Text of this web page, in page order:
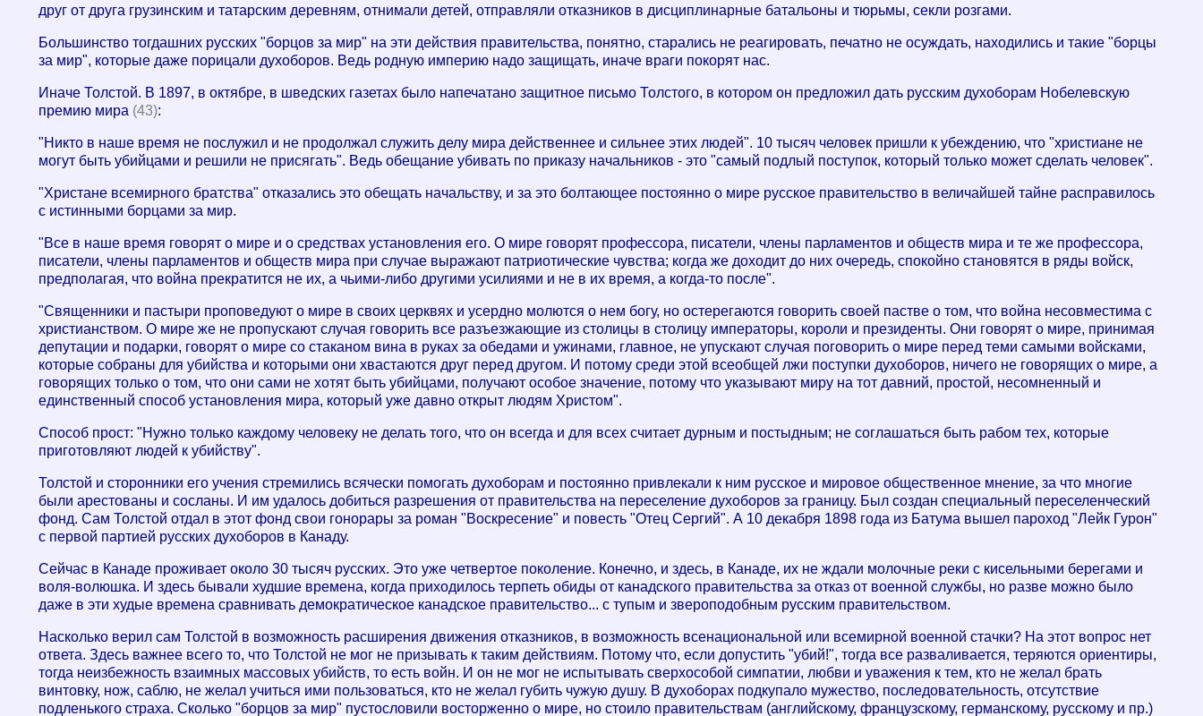
друг от друга грузинским и татарским деревням, отнимали детей, отправляли отказников в дисциплинарные батальоны и тюрьмы, секли розгами.
Большинство тогдашних русских "борцов за мир" на эти действия правительства, понятно, старались не реагировать, печатно не осуждать, находились и такие "борцы
за мир", которые даже порицали духоборов. Ведь родную империю надо защищать, иначе враги покорят нас.
Иначе Толстой. В 1897, в октябре, в шведских газетах было напечатано защитное письмо Толстого, в котором он предложил дать русским духоборам Нобелевскую
премию мира (43):
"Никто в наше время не послужил и не продолжал служить делу мира действеннее и сильнее этих людей". 10 тысяч человек пришли к убеждению, что "христиане не
могут быть убийцами и решили не присягать". Ведь обещание убивать по приказу начальников - это "самый подлый поступок, который только может сделать человек".
"Христане всемирного братства" отказались это обещать начальству, и за это болтающее постоянно о мире русское правительство в величайшей тайне расправилось
с истинными борцами за мир.
"Все в наше время говорят о мире и о средствах установления его. О мире говорят профессора, писатели, члены парламентов и обществ мира и те же профессора,
писатели, члены парламентов и обществ мира при случае выражают патриотические чувства; когда же доходит до них очередь, спокойно становятся в ряды войск,
предполагая, что война прекратится не их, а чьими-либо другими усилиями и не в их время, а когда-то после".
"Священники и пастыри проповедуют о мире в своих церквях и усердно молются о нем богу, но остерегаются говорить своей пастве о том, что война несовместима с
христианством. О мире же не пропускают случая говорить все разъезжающие из столицы в столицу императоры, короли и президенты. Они говорят о мире, принимая
депутации и подарки, говорят о мире со стаканом вина в руках за обедами и ужинами, главное, не упускают случая поговорить о мире перед теми самыми войсками,
которые собраны для убийства и которыми они хвастаются друг перед другом. И потому среди этой всеобщей лжи поступки духоборов, ничего не говорящих о мире, а
говорящих только о том, что они сами не хотят быть убийцами, получают особое значение, потому что указывают миру на тот давний, простой, несомненный и
единственный способ установления мира, который уже давно открыт людям Христом".
Способ прост: "Нужно только каждому человеку не делать того, что он всегда и для всех считает дурным и постыдным; не соглашаться быть рабом тех, которые
приготовляют людей к убийству".
Толстой и сторонники его учения стремились всячески помогать духоборам и постоянно привлекали к ним русское и мировое общественное мнение, за что многие
были арестованы и сосланы. И им удалось добиться разрешения от правительства на переселение духоборов за границу. Был создан специальный переселенческий
фонд. Сам Толстой отдал в этот фонд свои гонорары за роман "Воскресение" и повесть "Отец Сергий". А 10 декабря 1898 года из Батума вышел пароход "Лейк Гурон"
с первой партией русских духоборов в Канаду.
Сейчас в Канаде проживает около 30 тысяч русских. Это уже четвертое поколение. Конечно, и здесь, в Канаде, их не ждали молочные реки с кисельными берегами и
воля-волюшка. И здесь бывали худшие времена, когда приходилось терпеть обиды от канадского правительства за отказ от военной службы, но разве можно было
даже в эти худые времена сравнивать демократическое канадское правительство... с тупым и звероподобным русским правительством.
Насколько верил сам Толстой в возможность расширения движения отказников, в возможность всенациональной или всемирной военной стачки? На этот вопрос нет
ответа. Здесь важнее всего то, что Толстой не мог не призывать к таким действиям. Потому что, если допустить "убий!", тогда все разваливается, теряются ориентиры,
тогда неизбежность взаимных массовых убийств, то есть войн. И он не мог не испытывать сверхособой симпатии, любви и уважения к тем, кто не желал брать
винтовку, нож, саблю, не желал учиться ими пользоваться, кто не желал губить чужую душу. В духоборах подкупало мужество, последовательность, отсутствие
подленького страха. Сколько "борцов за мир" пустословили восторженно о мире, но стоило правительствам (английскому, французскому, германскому, русскому и пр.)